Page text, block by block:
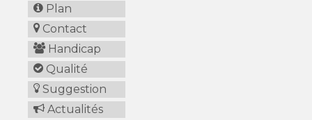
Plan
Contact
Handicap
Qualité
Suggestion
Actualités